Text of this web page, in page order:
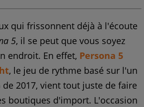
qui frissonnent déjà à l'écoute
5, il se peut que vous soyez
endroit. En effet, Persona 5
, le jeu de rythme basé sur l'un
de 2017, vient tout juste de faire
boutiques d'import. L'occasion